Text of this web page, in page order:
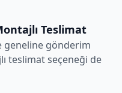
Teslimat
geneline gönderim
teslimat seçeneği de